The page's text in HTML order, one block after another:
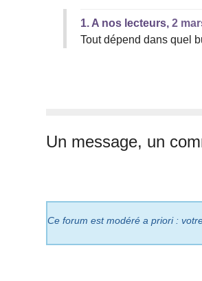
1. A nos lecteurs,2
Tout dépend dans quel
Un message, un
Ce forum est modéré a priori :